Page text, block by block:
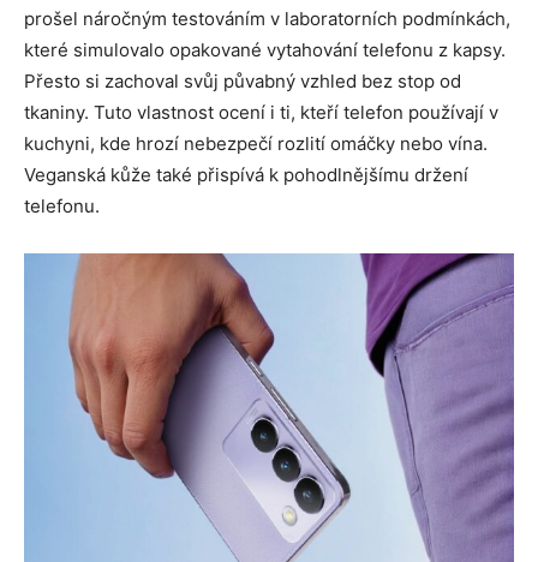
prošel náročným testováním v laboratorních podmínkách,
které simulovalo opakované vytahování telefonu z kapsy.
Přesto si zachoval svůj půvabný vzhled bez stop od
tkaniny. Tuto vlastnost ocení i ti, kteří telefon používají v
kuchyni, kde hrozí nebezpečí rozlití omáčky nebo vína.
Veganská kůže také přispívá k pohodlnějšímu držení
telefonu.